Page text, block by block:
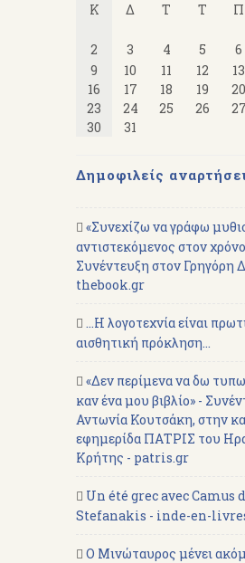
Κ
Δ Τ Τ Π
2
3 4 5 6
9
10 11 12 13
16
17 18 19 20
23
24 25 26 27
30
31
Δημοφιλείς
«Συνεχίζω να γράφω
αντιστεκόμενος στον
Συνέντευξη στον Γρηγόρη
thebook.gr
...Η λογοτεχνία είναι
αισθητική πρόκληση...
«Δεν περίμενα να δω
καν ένα μου βιβλίο» -
Αντωνία Κουτσάκη, στην
εφημερίδα ΠΑΤΡΙΣ του
Κρήτης - patris.gr
Un été grec avec
Stefanakis - inde-en-
Ο Μινώταυρος μένει